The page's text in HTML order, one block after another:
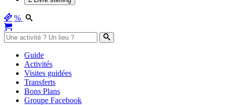
%
Guide
Activités
Visites guidées
Transferts
Bons Plans
Groupe Facebook